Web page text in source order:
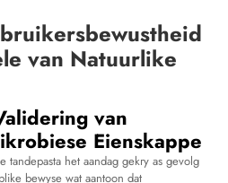
van Natuurlike
van
Eienskappe
tandepasta het aandag gekry as gevolg
bewyse wat aantoon dat